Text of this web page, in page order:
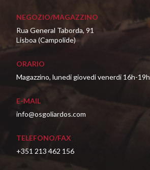
NEGOZIO/MAGAZZINO
Rua General Taborda, 91
Lisboa (Campolide)
ORARIO
Magazzino, lunedi giovedi venerdi 16h-19h
E-MAIL
info@osgoliardos.com
TELEFONO/FAX
+351 213 462 156